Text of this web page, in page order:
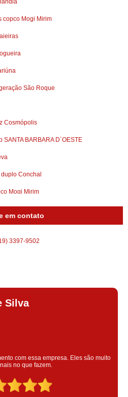
copco Mogi Mirim
São Roque
Cosmópolis
BARBARA D´OESTE
Conchal
Mogi Mirim
preço Lorena
Avaré
Laranjal Paulista
em contato
3397-9502
prestado, atendimento muito bom!
destaque para o colaborador
profissional!